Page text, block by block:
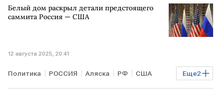
Белый дом раскрыл детали предстоящего
саммита Россия — США
12 августа 2025, 20:41
Еще2
Политика РОССИЯ Аляска РФ США
Владимир Путин Дональд Трамп